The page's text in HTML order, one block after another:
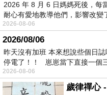
2026 年 8 月 6 日媽媽死後，每
耐心有愛地教導他們，影響改變
2026-08-06
2026/08/06
昨天沒有加班 本來想說些個日
停電了！！ 崽崽當下直接一個
2026-08-06
歲律禪心